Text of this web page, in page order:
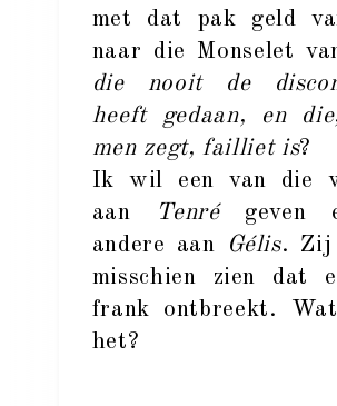
met dat pak geld
naar die Monselet
die nooit de
heeft gedaan, en
men zegt, failliet is?
Ik wil een van die
aan
Tenrégeven
andere aan
Gélis. Zij
misschien zien dat
frank ontbreekt.
het?